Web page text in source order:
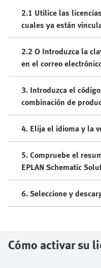
2.1 Utilice las
cuales ya están
2.2 O Introduzca la
en el correo
3. Introduzca el
combinación de
4. Elija el idioma y la
5. Compruebe el
EPLAN Schematic
6. Seleccione y
Cómo activar su